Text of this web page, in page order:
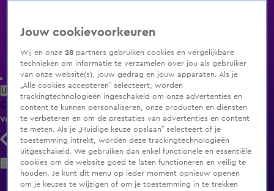
Uitzending Gemist Populaire programma's Zenders Genres
ClipsFilmsRadioSmart TV inlogShop
Volg KIJK
Zoeken
Jouw cookievoorkeuren
Wij en onze28 partners gebruiken cookies en vergelijkbare
technieken om informatie te verzamelen over jou als gebruiker
van onze website(s), jouw gedrag en jouw apparaten. Als je
„Alle cookies accepteren” selecteert, worden
trackingtechnologieën ingeschakeld om onze advertenties en
content te kunnen personaliseren, onze producten en diensten
te verbeteren en om de prestaties van advertenties en content
te meten. Als je „Huidige keuze opslaan” selecteert of je
toestemming intrekt, worden deze trackingtechnologieën
uitgeschakeld. We gebruiken dan enkel functionele en essentiële
cookies om de website goed te laten functioneren en veilig te
houden. Je kunt dit menu op ieder moment opnieuw openen
om je keuzes te wijzigen of om je toestemming in te trekken